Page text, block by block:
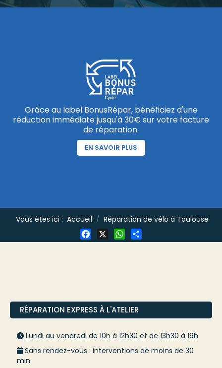
Grâce au label BonusRépar, bénéficiez d'une
réduction immédiate jusqu'à 30€ sur votre facture
de réparation.
EN SAVOIR PLUS
Vous êtes ici : Accueil Réparation de vélo à Toulouse
Facebook
X WhatsApp
Share
RÉPARATION EXPRESS À L'ATELIER
Lundi au vendredi de 10h à 12h30 et de 13h30 à 19h
Sans rendez-vous : interventions de moins de 30
min